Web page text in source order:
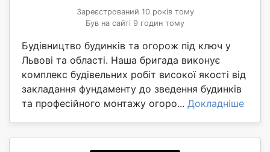
Зареєстрований 10 років тому
Був на сайті 9 годин тому
Будівництво будинків та огорож під ключ у
Львові та області. Наша бригада виконує
комплекс будівельних робіт високої якості від
закладання фундаменту до зведення будинків
та професійного монтажу огоро... Докладніше